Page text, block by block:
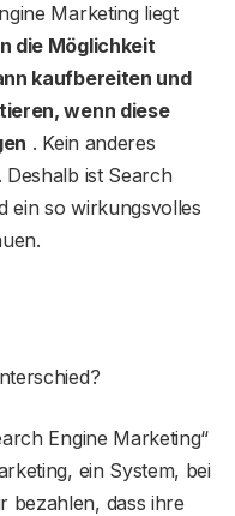
Marketing liegt
die Möglichkeit
kaufbereiten und
wenn diese
. Kein anderes
Deshalb ist Search
ein so wirkungsvolles
Engine Marketing“
ein System, bei
bezahlen, dass ihre